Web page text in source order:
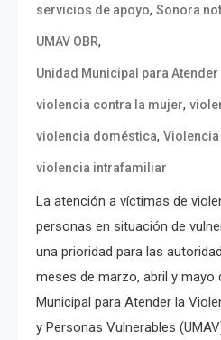
servicios de apoyo, Sonora
UMAV OBR,
Unidad Municipal para
violencia contra la mujer,
violencia doméstica,
violencia intrafamiliar
La atención a víctimas de
personas en situación de
una prioridad para las
meses de marzo, abril y mayo
Municipal para Atender la
y Personas Vulnerables